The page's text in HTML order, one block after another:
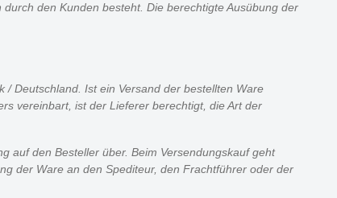
den Kunden besteht. Die berechtigte Ausübung der
Deutschland. Ist ein Versand der bestellten Ware
vereinbart, ist der Lieferer berechtigt, die Art der
auf den Besteller über. Beim Versendungskauf geht
der Ware an den Spediteur, den Frachtführer oder der